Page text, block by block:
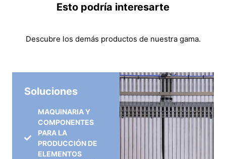
Esto podría interesarte
Descubre los demás productos de nuestra gama.
Soluciones
MAQUINARIA Y
COMPONENTES
PARA LA
PRODUCCIÓN DE
ELEMENTOS